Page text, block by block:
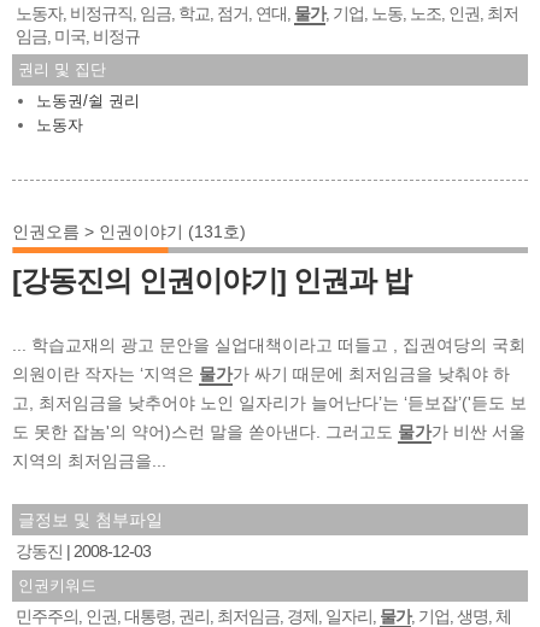
노동자, 비정규직 임금 학교 점거 연대 물가, 기업 노동 노조 인권 최저
임금 미국 비정규
권리 및 집단
노동권/쉴 권리
노동자
인권오름 > 인권이야기 (131호)
[강동진의 인권이야기] 인권과 밥
... 학습교재의 광고 문안을 실업대책이라고 떠들고 , 집권여당의 국회
의원이란 작자는 ‘지역은 물가가 싸기 때문에 최저임금을 낮춰야 하
고, 최저임금을 낮추어야 노인 일자리가 늘어난다’는 ‘듣보잡’('듣도 보
도 못한 잡놈'의 약어)스런 말을 쏟아낸다. 그러고도 물가가 비싼 서울
지역의 최저임금을...
글정보 및 첨부파일
강동진
2008-12-03
인권키워드
민주주의 인권 대통령 권리 최저임금 경제 일자리 물가, 기업 생명 체